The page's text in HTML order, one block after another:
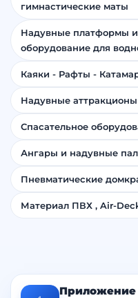
гимнастические маты
Надувные платформы
оборудование для
Каяки - Рафты -
Надувные
Спасательное
Ангары и надувные
Пневматические
Материал ПВХ , Air-
Приложение